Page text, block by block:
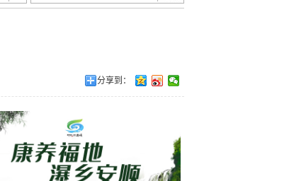
分享到：